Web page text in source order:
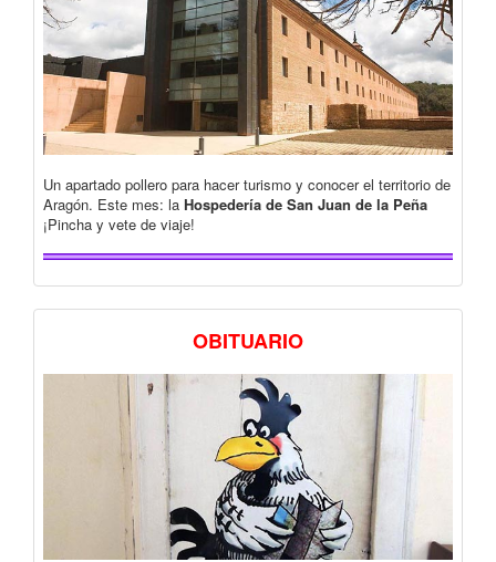
Un apartado pollero para hacer turismo y conocer el territorio de
Aragón. Este mes: la Hospedería de San Juan de la Peña
¡Pincha y vete de viaje!
OBITUARIO